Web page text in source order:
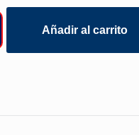
Añadir al carrito